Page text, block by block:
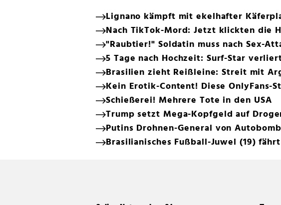
Lignano kämpft mit ekelhafter
Nach TikTok-Mord: Jetzt klickten die
"Raubtier!" Soldatin muss nach Sex-
5 Tage nach Hochzeit: Surf-Star
Brasilien zieht Reißleine: Streit mit
Kein Erotik-Content! Diese OnlyFans-
Schießerei! Mehrere Tote in den USA
Trump setzt Mega-Kopfgeld auf
Putins Drohnen-General von
Brasilianisches Fußball-Juwel (19)